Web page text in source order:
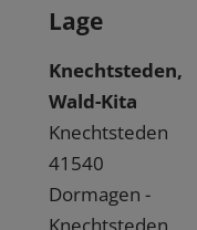
Lage
Knechtsteden,
Wald-Kita
Knechtsteden
41540
Dormagen -
Knechtsteden